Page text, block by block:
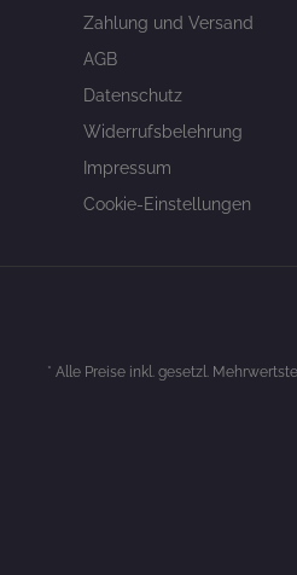
Zahlung und Versand
AGB
Datenschutz
Widerrufsbelehrung
Impressum
Cookie-Einstellungen
* Alle Preise inkl. gesetzl.